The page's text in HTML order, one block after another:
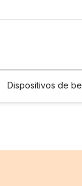
Dispositivos de